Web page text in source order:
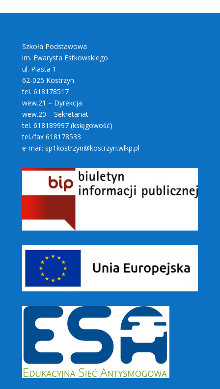
Szkoła Podstawowa
im. Ewarysta Estkowskiego
ul. Piasta 1
62-025 Kostrzyn
tel. 618178517
wew.21 – Dyrekcja
wew.20 – Sekretariat
tel. 618189997 (księgowość)
tel./fax 618178533
e-mail: sp1kostrzyn@kostrzyn.wlkp.pl